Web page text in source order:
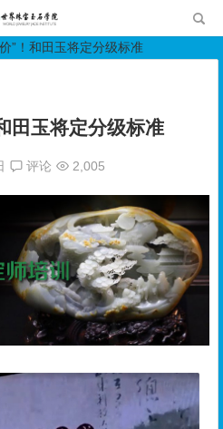
”！和田玉将定分级标准
田玉将定分级标准
评论 2,005